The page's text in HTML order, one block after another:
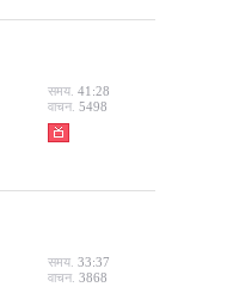
समय. 41:28
वाचन. 5498
समय. 33:37
वाचन. 3868